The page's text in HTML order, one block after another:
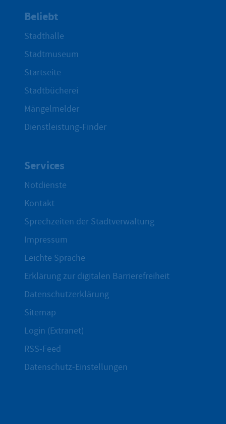
Beliebt
Stadthalle
Stadtmuseum
Startseite
Stadtbücherei
Mängelmelder
Dienstleistung-Finder
Services
Notdienste
Kontakt
Sprechzeiten der Stadtverwaltung
Impressum
Leichte Sprache
Erklärung zur digitalen Barrierefreiheit
Datenschutzerklärung
Sitemap
Login (Extranet)
RSS-Feed
Datenschutz-Einstellungen